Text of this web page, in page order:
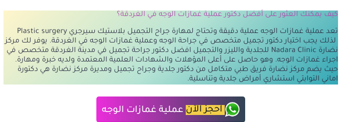
كيف يمكنك العثور على أفضل دكتور عملية غمازات الوجه في الغردقة؟
تعد عملية غمازات الوجه عملية دقيقة وتحتاج لمهارة جراح التجميل بلاستيك سيرجري Plastic surgery
لذلك يجب اختيار دكتور تجميل متخصص في جراحة الوجه وعملية غمازات الوجه في الغردقة. يوفر لك مركز
نضارة Nadara Clinic للجلدية والليزر والتجميل افضل دكتور جراحة تجميل في مدينة الغردقة متخصص في
اجراء غمازات الوجه. وهو حاصل على أعلى المؤهلات والشهادات العلمية المعتمدة ولديه خبرة ومهارة.
حيث يضم مركز نضارة فريق طبي متكامل من دكتور جلدية وجراح تجميل ومديرة مركز نضارة هي دكتورة
اماني التوابتي استشاري أمراض جلدية وتناسلية.
احجز الآن عملية غمازات الوجه